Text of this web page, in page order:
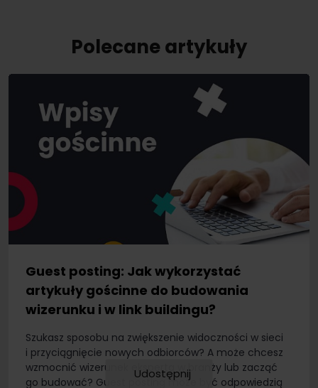
Polecane artykuły
Guest posting: Jak wykorzystać
artykuły gościnne do budowania
wizerunku i w link buildingu?
Szukasz sposobu na zwiększenie widoczności w sieci
i przyciągnięcie nowych odbiorców? A może chcesz
wzmocnić wizerunek eksperta w branży lub zacząć
go budować? Guest posting może być odpowiedzią
Udostępnij